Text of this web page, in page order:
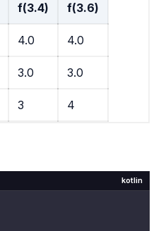
f(3.4) f(3.6)
4.0 4.0
3.0 3.0
3 4
kotlin